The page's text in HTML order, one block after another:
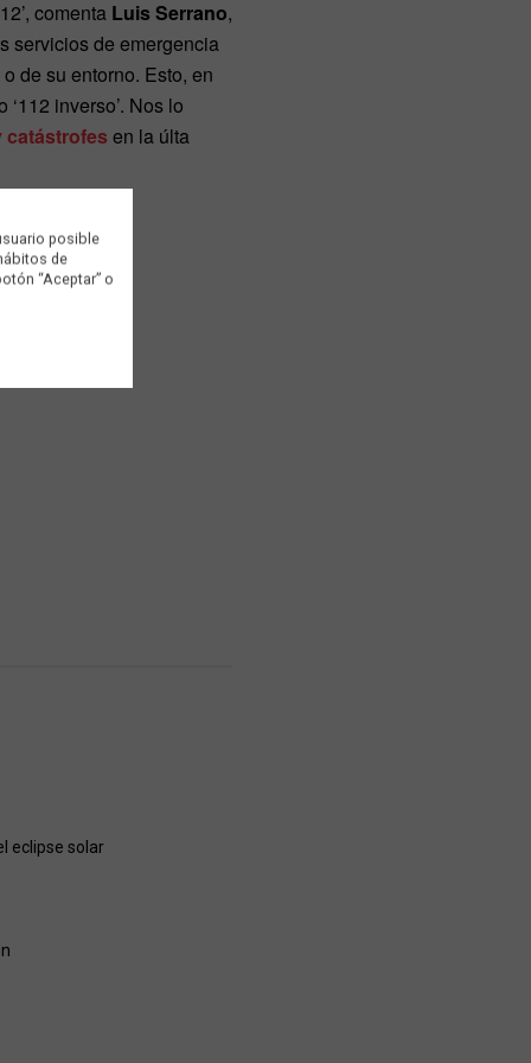
comenta Luis Serrano,
servicios de emergencia
de su entorno. Esto, en
inverso’. Nos lo
catástrofes en la últa
eclipse solar
posible
de
“Aceptar” o